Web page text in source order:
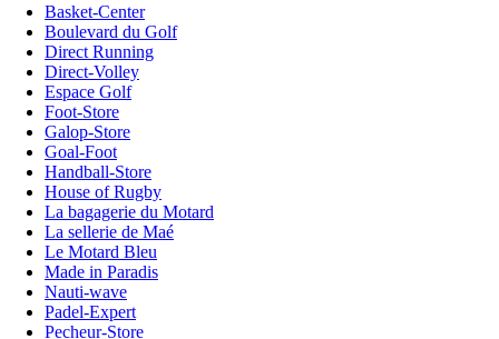
Basket-Center
Boulevard du Golf
Direct Running
Direct-Volley
Espace Golf
Foot-Store
Galop-Store
Goal-Foot
Handball-Store
House of Rugby
La bagagerie du Motard
La sellerie de Maé
Le Motard Bleu
Made in Paradis
Nauti-wave
Padel-Expert
Pecheur-Store